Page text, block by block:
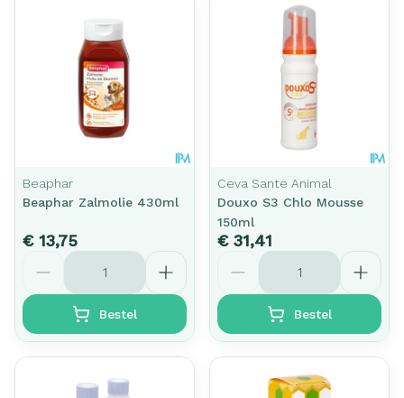
Beaphar
Beaphar Zalmolie 430ml
€ 13,75
Aantal
Bestel
Ceva Sante Animal
Douxo S3 Chlo Mousse
150ml
€ 31,41
Aantal
Bestel